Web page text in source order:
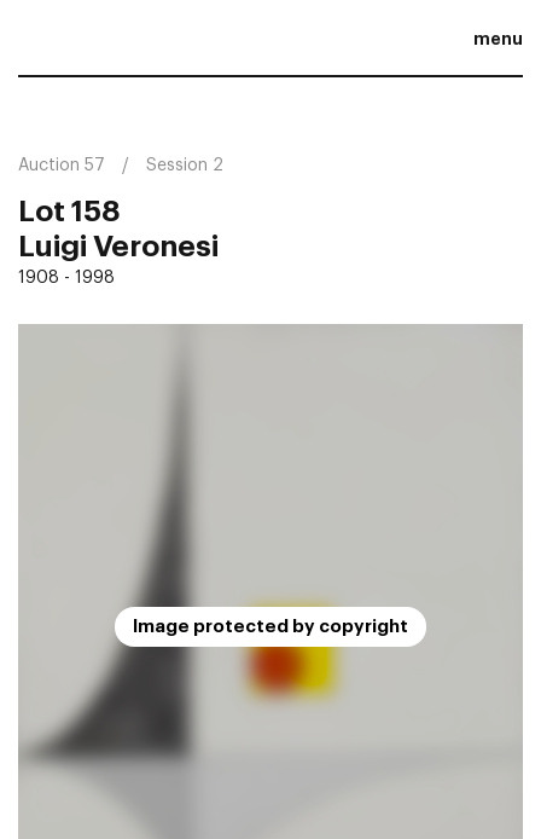
menu
Auction 57 Session 2
Lot 158
Luigi Veronesi
1908 - 1998
Image protected by copyright